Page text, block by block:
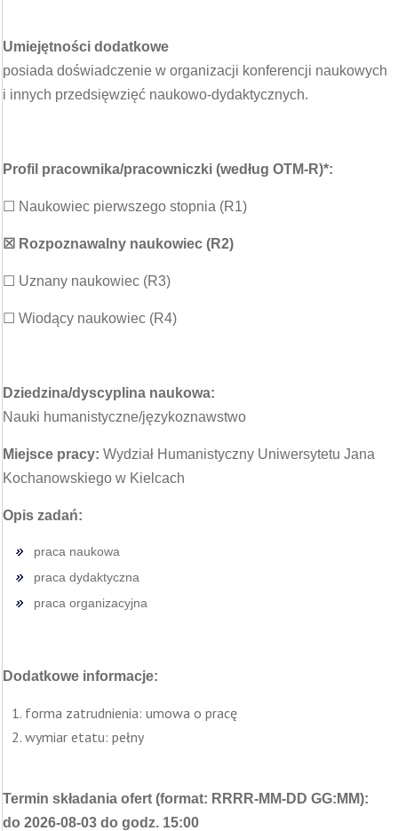
Umiejętności dodatkowe
posiada doświadczenie w organizacji konferencji naukowych
i innych przedsięwzięć naukowo-dydaktycznych.
Profil pracownika/pracowniczki (według OTM-R)*:
☐ Naukowiec pierwszego stopnia (R1)
☒ Rozpoznawalny naukowiec (R2)
☐ Uznany naukowiec (R3)
☐ Wiodący naukowiec (R4)
Dziedzina/dyscyplina naukowa:
Nauki humanistyczne/językoznawstwo
Miejsce pracy: Wydział Humanistyczny Uniwersytetu Jana
Kochanowskiego w Kielcach
Opis zadań:
praca naukowa
praca dydaktyczna
praca organizacyjna
Dodatkowe informacje:
forma zatrudnienia: umowa o pracę
wymiar etatu: pełny
Termin składania ofert (format: RRRR-MM-DD GG:MM):
do 2026-08-03 do godz. 15:00